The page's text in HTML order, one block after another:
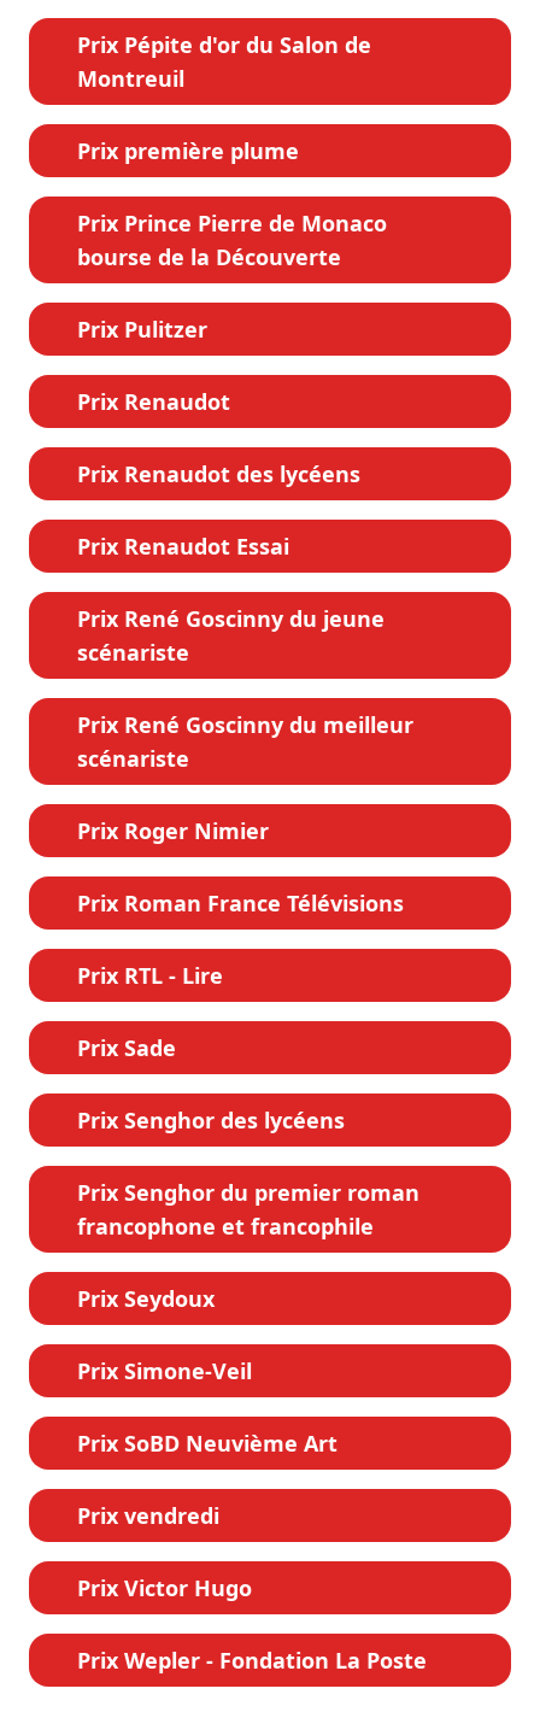
Prix Pépite d'or du Salon de
Montreuil
Prix première plume
Prix Prince Pierre de Monaco
bourse de la Découverte
Prix Pulitzer
Prix Renaudot
Prix Renaudot des lycéens
Prix Renaudot Essai
Prix René Goscinny du jeune
scénariste
Prix René Goscinny du meilleur
scénariste
Prix Roger Nimier
Prix Roman France Télévisions
Prix RTL - Lire
Prix Sade
Prix Senghor des lycéens
Prix Senghor du premier roman
francophone et francophile
Prix Seydoux
Prix Simone-Veil
Prix SoBD Neuvième Art
Prix vendredi
Prix Victor Hugo
Prix Wepler - Fondation La Poste